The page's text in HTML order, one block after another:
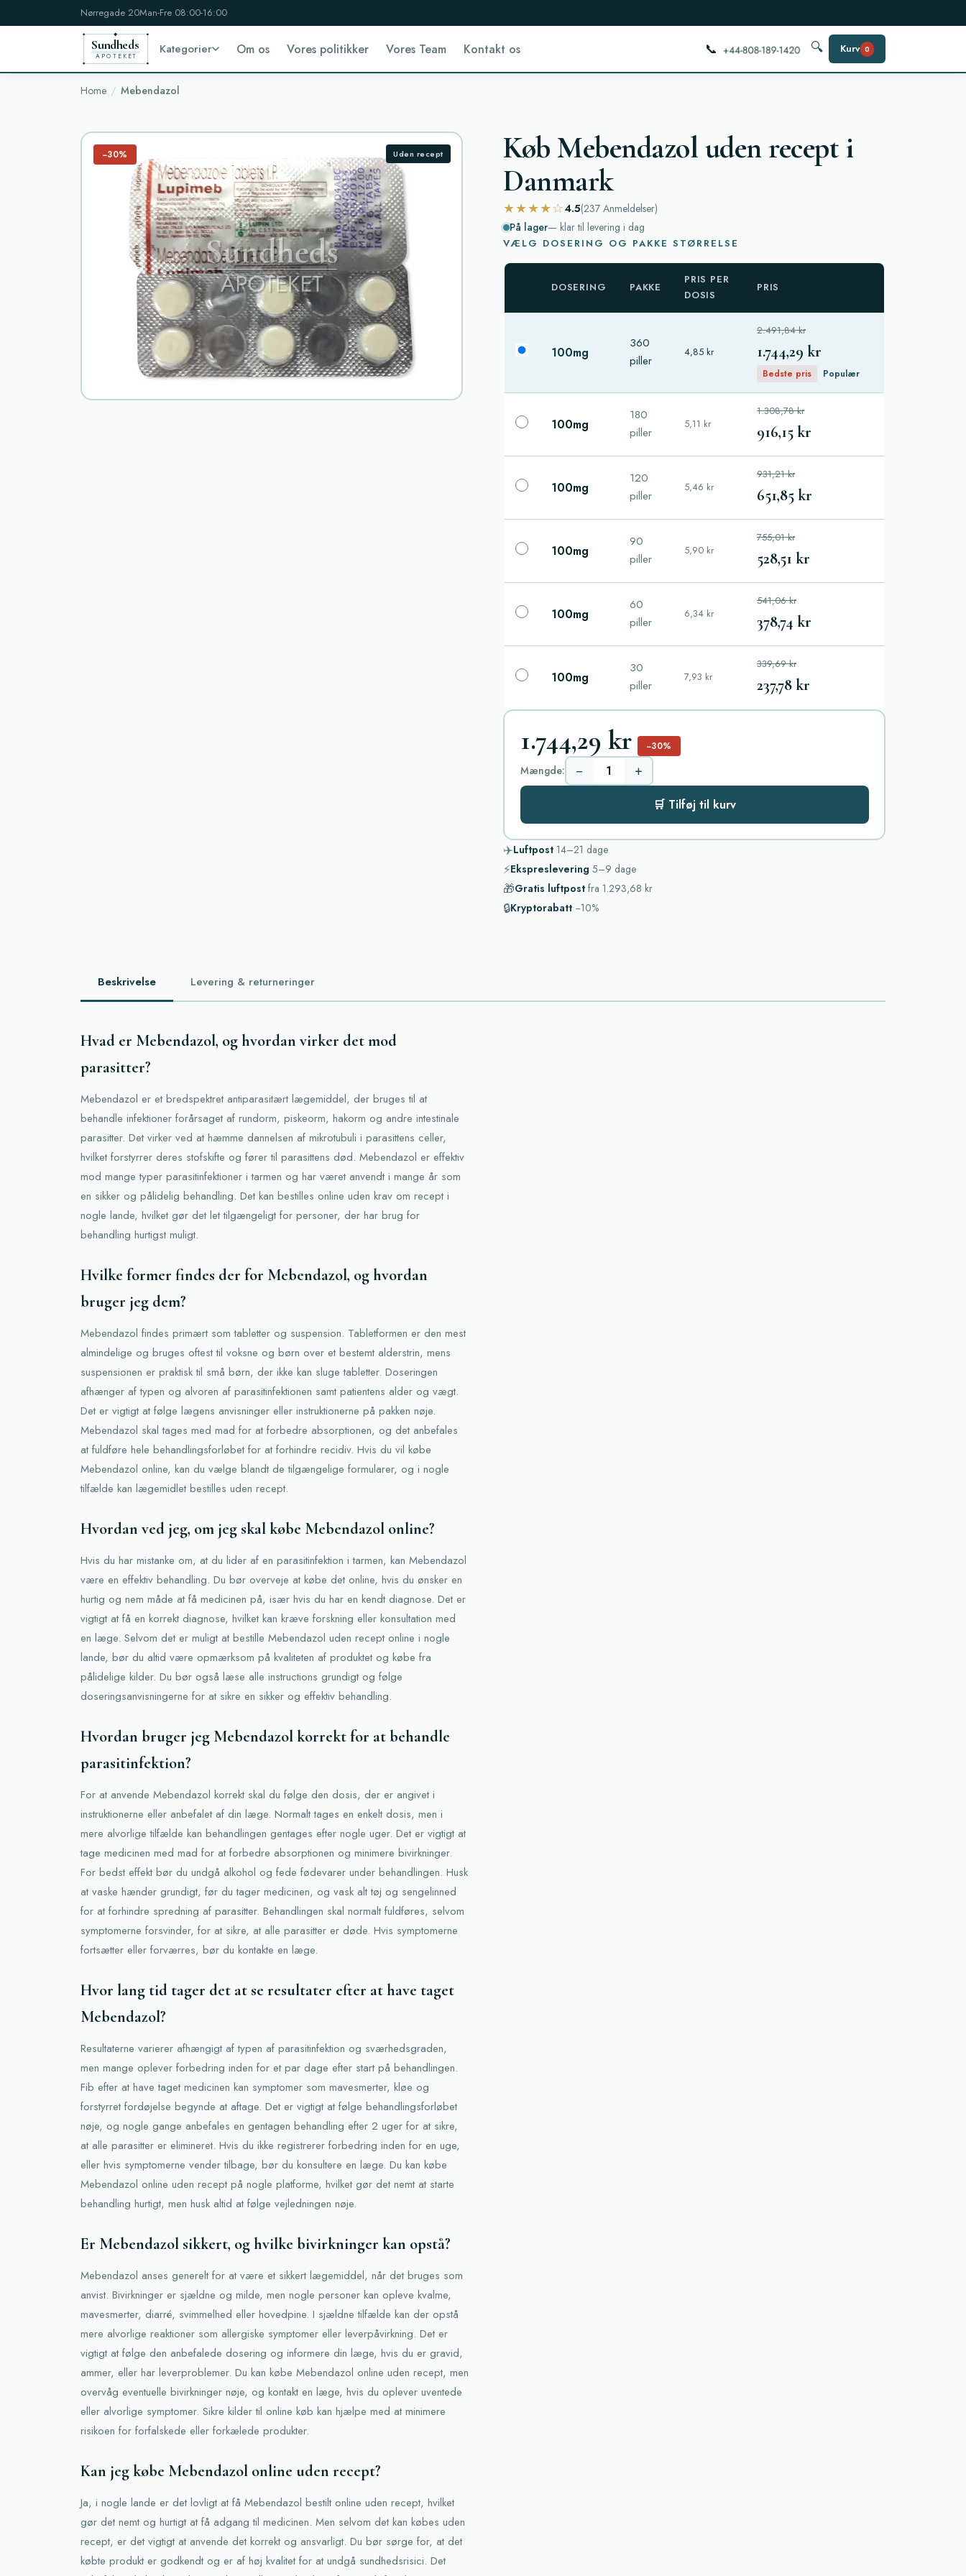
Nørregade 20Man-Fre 08:00-16:00
Sundheds
APOTEKET
Kategorier Om os Vores politikker Vores Team Kontakt os 📞 🔍 Kurv 0
Home Mebendazol
−30% Uden recept
Køb Mebendazol uden recept i
Danmark
★★★★☆4.5(237 Anmeldelser)
På lager— klar til levering i dag
VÆLG DOSERING OG PAKKE STØRRELSE
DOSERING PAKKE
PRIS PER
DOSIS
PRIS
100mg
360
piller
4,85 kr
2.491,84 kr
1.744,29 kr
Bedste pris Populær
100mg
180
piller
5,11 kr
1.308,78 kr
916,15 kr
100mg
120
piller
5,46 kr
931,21 kr
651,85 kr
100mg
90
piller
5,90 kr
755,01 kr
528,51 kr
100mg
60
piller
6,34 kr
541,06 kr
378,74 kr
100mg
30
piller
7,93 kr
339,69 kr
237,78 kr
1.744,29 kr −30%
Mængde: − +
🛒 Tilføj til kurv
✈️Luftpost 14–21 dage
⚡Ekspreslevering 5–9 dage
🎁Gratis luftpost fra 1.293,68 kr
🔒Kryptorabatt −10%
Beskrivelse Levering & returneringer
Hvad er Mebendazol, og hvordan virker det mod
parasitter?
Mebendazol er et bredspektret antiparasitært lægemiddel, der bruges til at
behandle infektioner forårsaget af rundorm, piskeorm, hakorm og andre intestinale
parasitter. Det virker ved at hæmme dannelsen af mikrotubuli i parasittens celler,
hvilket forstyrrer deres stofskifte og fører til parasittens død. Mebendazol er effektiv
mod mange typer parasitinfektioner i tarmen og har været anvendt i mange år som
en sikker og pålidelig behandling. Det kan bestilles online uden krav om recept i
nogle lande, hvilket gør det let tilgængeligt for personer, der har brug for
behandling hurtigst muligt.
Hvilke former findes der for Mebendazol, og hvordan
bruger jeg dem?
Mebendazol findes primært som tabletter og suspension. Tabletformen er den mest
almindelige og bruges oftest til voksne og børn over et bestemt alderstrin, mens
suspensionen er praktisk til små børn, der ikke kan sluge tabletter. Doseringen
afhænger af typen og alvoren af parasitinfektionen samt patientens alder og vægt.
Det er vigtigt at følge lægens anvisninger eller instruktionerne på pakken nøje.
Mebendazol skal tages med mad for at forbedre absorptionen, og det anbefales
at fuldføre hele behandlingsforløbet for at forhindre recidiv. Hvis du vil købe
Mebendazol online, kan du vælge blandt de tilgængelige formularer, og i nogle
tilfælde kan lægemidlet bestilles uden recept.
Hvordan ved jeg, om jeg skal købe Mebendazol online?
Hvis du har mistanke om, at du lider af en parasitinfektion i tarmen, kan Mebendazol
være en effektiv behandling. Du bør overveje at købe det online, hvis du ønsker en
hurtig og nem måde at få medicinen på, især hvis du har en kendt diagnose. Det er
vigtigt at få en korrekt diagnose, hvilket kan kræve forskning eller konsultation med
en læge. Selvom det er muligt at bestille Mebendazol uden recept online i nogle
lande, bør du altid være opmærksom på kvaliteten af produktet og købe fra
pålidelige kilder. Du bør også læse alle instructions grundigt og følge
doseringsanvisningerne for at sikre en sikker og effektiv behandling.
Hvordan bruger jeg Mebendazol korrekt for at behandle
parasitinfektion?
For at anvende Mebendazol korrekt skal du følge den dosis, der er angivet i
instruktionerne eller anbefalet af din læge. Normalt tages en enkelt dosis, men i
mere alvorlige tilfælde kan behandlingen gentages efter nogle uger. Det er vigtigt at
tage medicinen med mad for at forbedre absorptionen og minimere bivirkninger.
For bedst effekt bør du undgå alkohol og fede fødevarer under behandlingen. Husk
at vaske hænder grundigt, før du tager medicinen, og vask alt tøj og sengelinned
for at forhindre spredning af parasitter. Behandlingen skal normalt fuldføres, selvom
symptomerne forsvinder, for at sikre, at alle parasitter er døde. Hvis symptomerne
fortsætter eller forværres, bør du kontakte en læge.
Hvor lang tid tager det at se resultater efter at have taget
Mebendazol?
Resultaterne varierer afhængigt af typen af parasitinfektion og sværhedsgraden,
men mange oplever forbedring inden for et par dage efter start på behandlingen.
Fib efter at have taget medicinen kan symptomer som mavesmerter, kløe og
forstyrret fordøjelse begynde at aftage. Det er vigtigt at følge behandlingsforløbet
nøje, og nogle gange anbefales en gentagen behandling efter 2 uger for at sikre,
at alle parasitter er elimineret. Hvis du ikke registrerer forbedring inden for en uge,
eller hvis symptomerne vender tilbage, bør du konsultere en læge. Du kan købe
Mebendazol online uden recept på nogle platforme, hvilket gør det nemt at starte
behandling hurtigt, men husk altid at følge vejledningen nøje.
Er Mebendazol sikkert, og hvilke bivirkninger kan opstå?
Mebendazol anses generelt for at være et sikkert lægemiddel, når det bruges som
anvist. Bivirkninger er sjældne og milde, men nogle personer kan opleve kvalme,
mavesmerter, diarré, svimmelhed eller hovedpine. I sjældne tilfælde kan der opstå
mere alvorlige reaktioner som allergiske symptomer eller leverpåvirkning. Det er
vigtigt at følge den anbefalede dosering og informere din læge, hvis du er gravid,
ammer, eller har leverproblemer. Du kan købe Mebendazol online uden recept, men
overvåg eventuelle bivirkninger nøje, og kontakt en læge, hvis du oplever uventede
eller alvorlige symptomer. Sikre kilder til online køb kan hjælpe med at minimere
risikoen for forfalskede eller forkælede produkter.
Kan jeg købe Mebendazol online uden recept?
Ja, i nogle lande er det lovligt at få Mebendazol bestilt online uden recept, hvilket
gør det nemt og hurtigt at få adgang til medicinen. Men selvom det kan købes uden
recept, er det vigtigt at anvende det korrekt og ansvarligt. Du bør sørge for, at det
købte produkt er godkendt og er af høj kvalitet for at undgå sundhedsrisici. Det